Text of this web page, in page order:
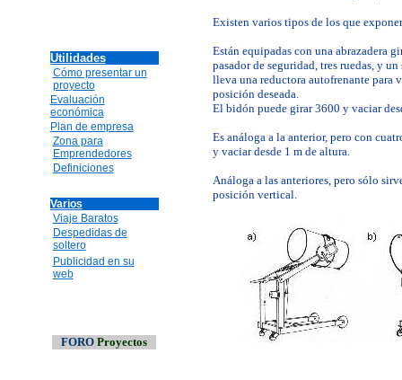
Utilidades
Cómo presentar un
proyecto
Evaluación
económica
Plan de empresa
Zona para
Emprendedores
Definiciones
Varios
Viaje Baratos
Despedidas de
soltero
Publicidad en su
web
FORO Proyectos
Existen varios tipos de los que
Están equipadas con una abrazadera
pasador de seguridad, tres ruedas, y
lleva una reductora autofrenante
posición deseada.
El bidón puede girar 3600 y vaciar
Es análoga a la anterior, pero con
y vaciar desde 1 m de altura.
Análoga a las anteriores, pero sólo
posición vertical.